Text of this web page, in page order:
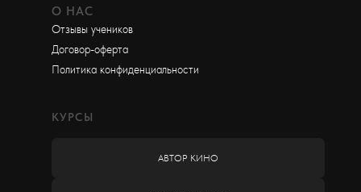
О НАС
Отзывы учеников
Договор-оферта
Политика конфиденциальности
КУРСЫ
АВТОР КИНО